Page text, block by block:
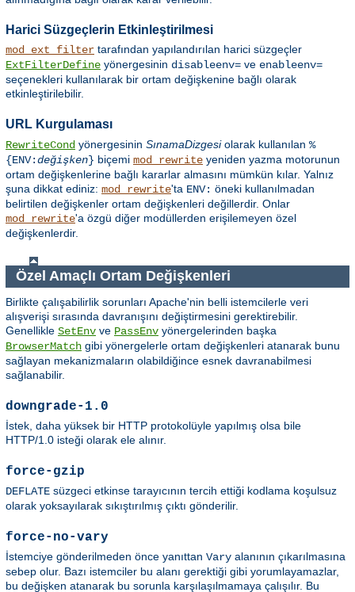
Harici Süzgeçlerin Etkinleştirilmesi
mod_ext_filter tarafından yapılandırılan harici süzgeçler
ExtFilterDefine yönergesinin disableenv= ve enableenv=
seçenekleri kullanılarak bir ortam değişkenine bağlı olarak
etkinleştirilebilir.
URL Kurgulaması
RewriteCond yönergesinin SınamaDizgesiolarak kullanılan %
{ENV:değişken} biçemi mod_rewrite yeniden yazma motorunun
ortam değişkenlerine bağlı kararlar almasını mümkün kılar. Yalnız
şuna dikkat ediniz: mod_rewrite'ta ENV: öneki kullanılmadan
belirtilen değişkenler ortam değişkenleri değillerdir. Onlar
mod_rewrite'a özgü diğer modüllerden erişilemeyen özel
değişkenlerdir.
Özel Amaçlı Ortam Değişkenleri
Birlikte çalışabilirlik sorunları Apache'nin belli istemcilerle veri
alışverişi sırasında davranışını değiştirmesini gerektirebilir.
Genellikle SetEnv ve PassEnv yönergelerinden başka
BrowserMatch gibi yönergelerle ortam değişkenleri atanarak bunu
sağlayan mekanizmaların olabildiğince esnek davranabilmesi
sağlanabilir.
downgrade-1.0
İstek, daha yüksek bir HTTP protokolüyle yapılmış olsa bile
HTTP/1.0 isteği olarak ele alınır.
force-gzip
DEFLATE süzgeci etkinse tarayıcının tercih ettiği kodlama koşulsuz
olarak yoksayılarak sıkıştırılmış çıktı gönderilir.
force-no-vary
İstemciye gönderilmeden önce yanıttan Vary alanının çıkarılmasına
sebep olur. Bazı istemciler bu alanı gerektiği gibi yorumlayamazlar,
bu değişken atanarak bu sorunla karşılaşılmamaya çalışılır. Bu